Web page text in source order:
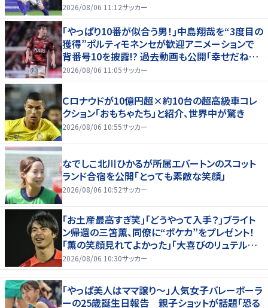
2026/08/06 11:12サッカー
｢やっぱり10番が似合う男！｣中島翔哉を“3度目の
獲得”ポルティモネンセが歓迎アニメーションで
背番号10を披露!? 過去動画も公開｢幸せだね〜｣
｢爽やかイケメン｣
2026/08/06 11:05サッカー
Ｃロナウドが10億円超×約10台の超高級車コレ
クション「おもちゃたち」と紹介、世界中が驚き
2026/08/06 10:55サッカー
なでしこ北川ひかるが所属エバートンのスコット
ランド合宿を公開「とっても素敵な笑顔」
2026/08/06 10:52サッカー
｢お土産最高すぎ笑｣｢どうやって入手？｣ブライト
ン帰還の三笘薫、同僚に“ポケカ”をプレゼント！
｢薫の笑顔見れてよかった｣｢大喜びのリュテル可
愛すぎ｣
2026/08/06 10:30サッカー
「やっぱ美人はママ譲り～」人気女子バレーボーラ
ーの25歳誕生日報告 親子ショットが話題「恐る